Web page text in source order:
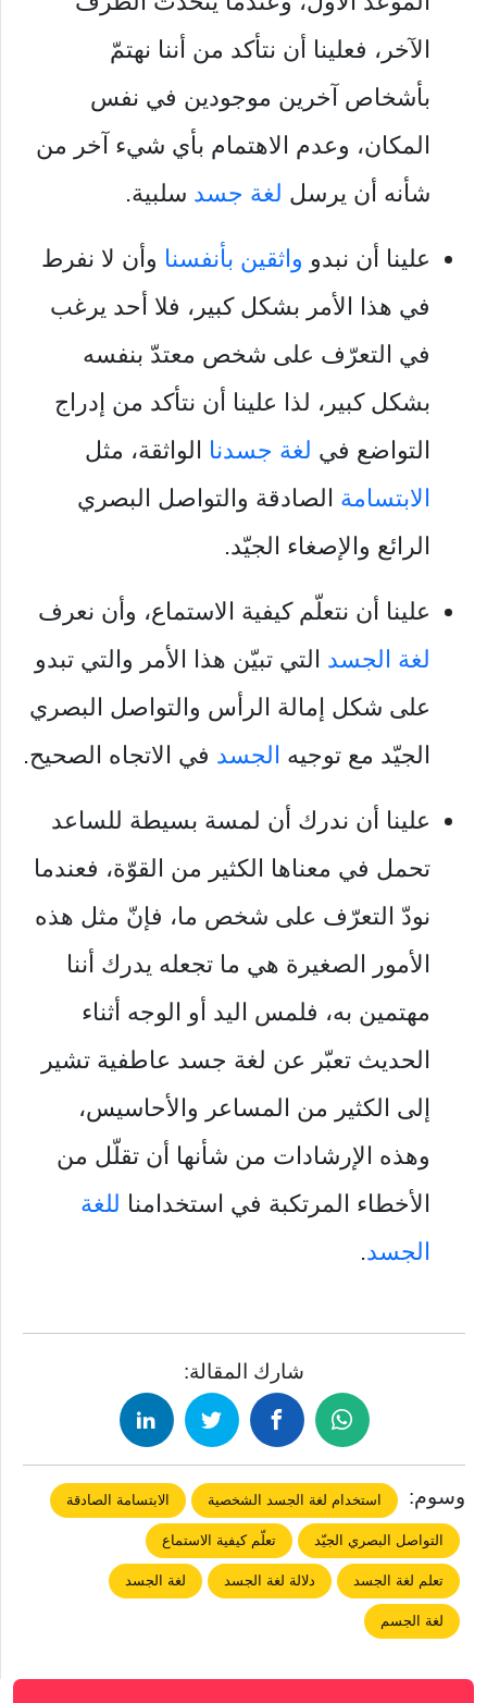
الآخر، فعلينا أن نتأكد من أننا نهتمّ
بأشخاص آخرين موجودين في نفس
المكان، وعدم الاهتمام بأي شيء آخر من
شأنه أن يرسل لغة جسد سلبية.
علينا أن نبدو واثقين بأنفسنا وأن لا نفرط
في هذا الأمر بشكل كبير، فلا أحد يرغب
في التعرّف على شخص معتدّ بنفسه
بشكل كبير، لذا علينا أن نتأكد من إدراج
التواضع في لغة جسدنا الواثقة، مثل
الابتسامة الصادقة والتواصل البصري
الرائع والإصغاء الجيّد.
علينا أن نتعلّم كيفية الاستماع، وأن نعرف
لغة الجسد التي تبيّن هذا الأمر والتي تبدو
على شكل إمالة الرأس والتواصل البصري
الجيّد مع توجيه الجسد في الاتجاه الصحيح.
علينا أن ندرك أن لمسة بسيطة للساعد
تحمل في معناها الكثير من القوّة، فعندما
نودّ التعرّف على شخص ما، فإنّ مثل هذه
الأمور الصغيرة هي ما تجعله يدرك أننا
مهتمين به، فلمس اليد أو الوجه أثناء
الحديث تعبّر عن لغة جسد عاطفية تشير
إلى الكثير من المساعر والأحاسيس،
وهذه الإرشادات من شأنها أن تقلّل من
الأخطاء المرتكبة في استخدامنا للغة
الجسد.
شارك المقالة:
وسوم: استخدام لغة الجسد الشخصية الابتسامة الصادقة
التواصل البصري الجيّد تعلّم كيفية الاستماع
تعلم لغة الجسد دلالة لغة الجسد لغة الجسد
لغة الجسم